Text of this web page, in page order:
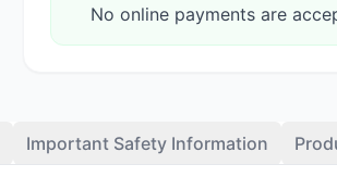
No online payments are
Important Safety Information